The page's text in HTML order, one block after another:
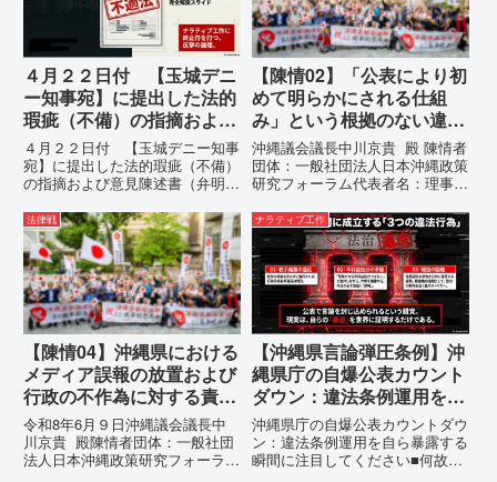
４月２２日付 【玉城デニ
ー知事宛】に提出した法的
瑕疵（不備）の指摘および
意見陳述書（弁明書）提出
の留保の通告
４月２２日付 【玉城デニー知事
宛】に提出した法的瑕疵（不備）
の指摘および意見陳述書（弁明
に、玉城デニー宛に以下の違法状
態の指摘と意見陳述（弁明）留保
の通告を行いました。沖縄県は、
この時は、違法を認めて軌道修正
す...
【陳情02】「公表により初
めて明らかにされる仕組
み」という根拠のない違法
運用の指摘と条例運用の停
止を求める陳情書
沖縄議会議長中川京貴 殿 陳情者
団体：一般社団法人日本沖縄政策
研究フォーラム代表者名：理事
市電 話：080- 「公表により初
めて明らかにされる仕組み」とい
う根拠のない違法運用の指摘と条
例運用の停止を求める陳情...
法律戦
【陳情04】沖縄県における
メディア誤報の放置および
行政の不作為に対する責任
追及と再発防止策を求める
陳情
令和8年6月９日沖縄議会議長中
川京貴 殿陳情者団体：一般社団
法人日本沖縄政策研究フォーラム
ナラティブ工作
【沖縄県言論弾圧条例】沖
縄県庁の自爆公表カウント
ダウン：違法条例運用を自
ら暴露する瞬間に注目して
ください
沖縄県庁の自爆公表カウントダウ
ン：違法条例運用を自ら暴露する
瞬間に注目してください■何故、